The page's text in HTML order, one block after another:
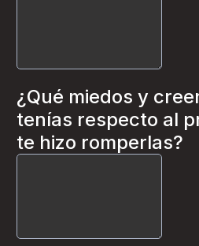
¿Qué miedos y
tenías respecto al
te hizo romperlas?